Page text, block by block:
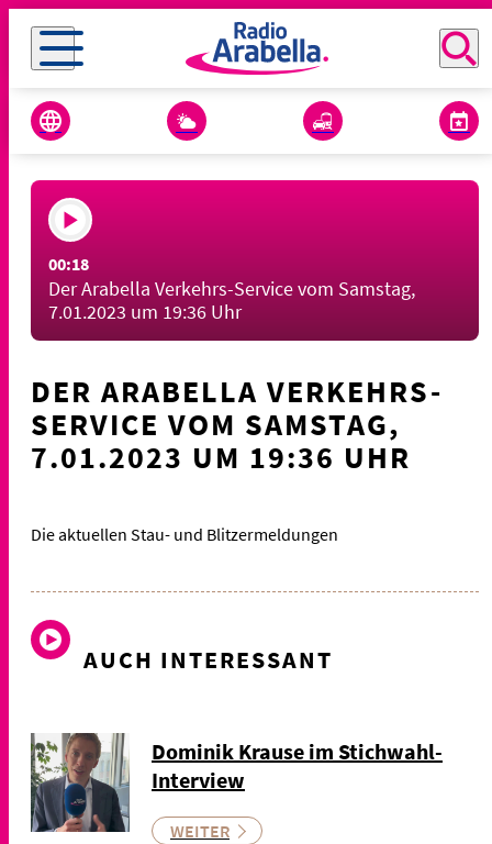
00:18
Der Arabella Verkehrs-Service vom Samstag,
7.01.2023 um 19:36 Uhr
DER ARABELLA VERKEHRS-
SERVICE VOM SAMSTAG,
7.01.2023 UM 19:36 UHR
Die aktuellen Stau- und Blitzermeldungen
AUCH INTERESSANT
Dominik Krause im Stichwahl-
Interview
WEITER